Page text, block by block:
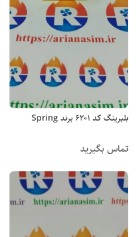
بلبرینگ کد 6201 برند Spring
تماس بگیرید